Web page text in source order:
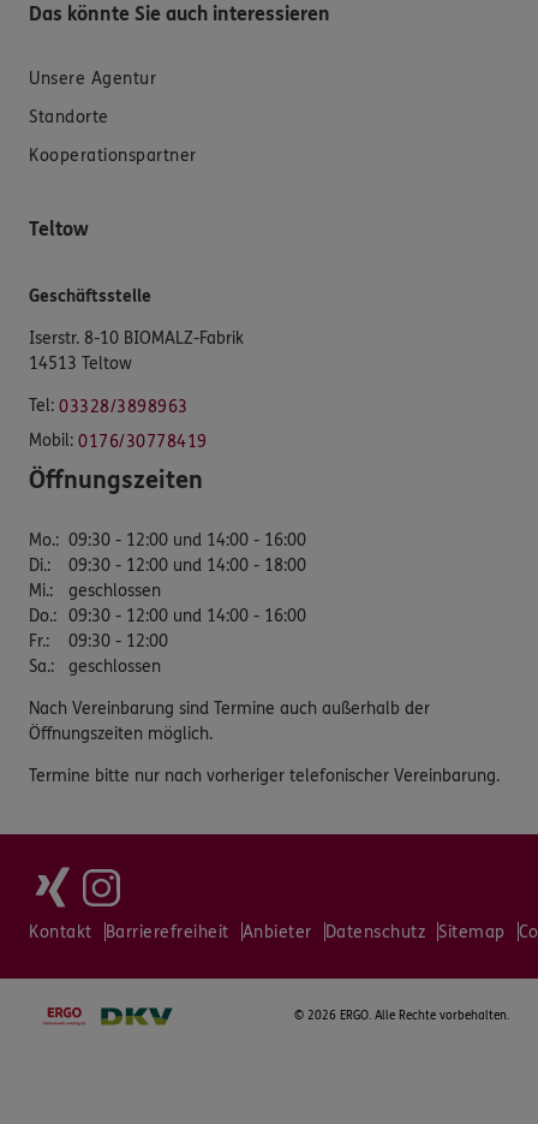
Das könnte Sie auch interessieren
Unsere Agentur
Standorte
Kooperationspartner
Teltow
Geschäftsstelle
Iserstr. 8-10 BIOMALZ-Fabrik
14513 Teltow
Tel: 03328/3898963
Mobil: 0176/30778419
Öffnungszeiten
Mo.: 09:30 - 12:00 und 14:00 - 16:00
Di.:
09:30 - 12:00 und 14:00 - 18:00
Mi.:
geschlossen
Do.: 09:30 - 12:00 und 14:00 - 16:00
Fr.:
09:30 - 12:00
Sa.: geschlossen
Nach Vereinbarung sind Termine auch außerhalb der
Öffnungszeiten möglich.
Termine bitte nur nach vorheriger telefonischer Vereinbarung.
Kontakt Barrierefreiheit Anbieter Datenschutz Sitemap
© 2026 ERGO. Alle Rechte vorbehalten.